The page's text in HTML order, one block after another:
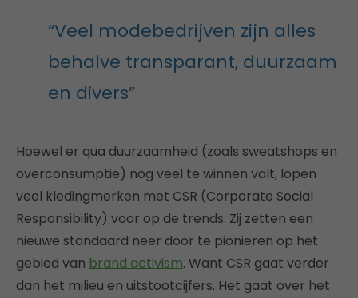
“Veel modebedrijven zijn alles
behalve transparant, duurzaam
en divers”
Hoewel er qua duurzaamheid (zoals sweatshops en
overconsumptie) nog veel te winnen valt, lopen
veel kledingmerken met CSR (Corporate Social
Responsibility) voor op de trends. Zij zetten een
nieuwe standaard neer door te pionieren op het
gebied van brand activism. Want CSR gaat verder
dan het milieu en uitstootcijfers. Het gaat over het